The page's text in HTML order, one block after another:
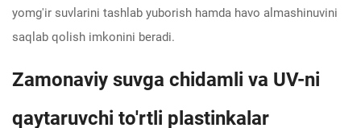
yomg'ir suvlarini tashlab yuborish hamda havo almashinuvini
saqlab qolish imkonini beradi.
Zamonaviy suvga chidamli va UV-ni
qaytaruvchi to'rtli plastinkalar